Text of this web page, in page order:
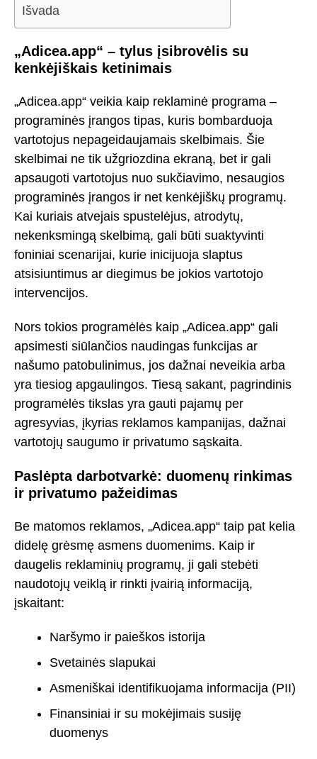
Išvada
„Adicea.app“ – tylus įsibrovėlis su
kenkėjiškais ketinimais
„Adicea.app“ veikia kaip reklaminė programa –
programinės įrangos tipas, kuris bombarduoja
vartotojus nepageidaujamais skelbimais. Šie
skelbimai ne tik užgriozdina ekraną, bet ir gali
apsaugoti vartotojus nuo sukčiavimo, nesaugios
programinės įrangos ir net kenkėjiškų programų.
Kai kuriais atvejais spustelėjus, atrodytų,
nekenksmingą skelbimą, gali būti suaktyvinti
foniniai scenarijai, kurie inicijuoja slaptus
atsisiuntimus ar diegimus be jokios vartotojo
intervencijos.
Nors tokios programėlės kaip „Adicea.app“ gali
apsimesti siūlančios naudingas funkcijas ar
našumo patobulinimus, jos dažnai neveikia arba
yra tiesiog apgaulingos. Tiesą sakant, pagrindinis
programėlės tikslas yra gauti pajamų per
agresyvias, įkyrias reklamos kampanijas, dažnai
vartotojų saugumo ir privatumo sąskaita.
Paslėpta darbotvarkė: duomenų rinkimas
ir privatumo pažeidimas
Be matomos reklamos, „Adicea.app“ taip pat kelia
didelę grėsmę asmens duomenims. Kaip ir
daugelis reklaminių programų, ji gali stebėti
naudotojų veiklą ir rinkti įvairią informaciją,
įskaitant:
Naršymo ir paieškos istorija
Svetainės slapukai
Asmeniškai identifikuojama informacija (PII)
Finansiniai ir su mokėjimais susiję
duomenys